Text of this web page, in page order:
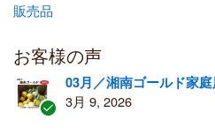
販売品
お客様の声
03月／湘南ゴールド家
3月 9, 2026